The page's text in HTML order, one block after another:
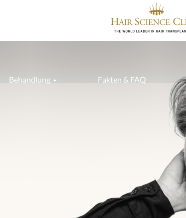
Behandlung Fakten & FAQ